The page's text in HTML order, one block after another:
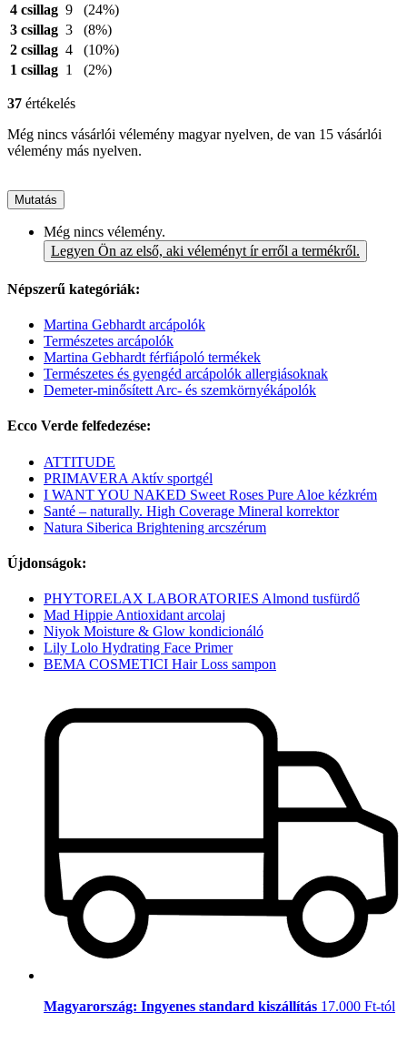
4 csillag 9
(24%)
3 csillag 3
(8%)
2 csillag 4
(10%)
1 csillag 1 (2%)
37 értékelés
Még nincs vásárlói vélemény magyar nyelven, de van 15 vásárlói
vélemény más nyelven.
Mutatás
Még nincs vélemény.
Legyen Ön az első, aki véleményt ír erről a termékről.
Népszerű kategóriák:
Martina Gebhardt arcápolók
Természetes arcápolók
Martina Gebhardt férfiápoló termékek
Természetes és gyengéd arcápolók allergiásoknak
Demeter-minősített Arc- és szemkörnyékápolók
Ecco Verde felfedezése:
ATTITUDE
PRIMAVERA Aktív sportgél
I WANT YOU NAKED Sweet Roses Pure Aloe kézkrém
Santé – naturally. High Coverage Mineral korrektor
Natura Siberica Brightening arcszérum
Újdonságok:
PHYTORELAX LABORATORIES Almond tusfürdő
Mad Hippie Antioxidant arcolaj
Niyok Moisture & Glow kondicionáló
Lily Lolo Hydrating Face Primer
BEMA COSMETICI Hair Loss sampon
Magyarország: Ingyenes standard kiszállítás 17.000 Ft-tól